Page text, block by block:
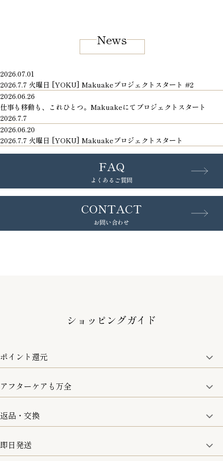
News
2026.07.01
2026.7.7 火曜日 [YOKU] Makuakeプロジェクトスタート #2
2026.06.26
仕事も移動も、これひとつ。Makuakeにてプロジェクトスタート
2026.7.7
2026.06.20
2026.7.7 火曜日 [YOKU] Makuakeプロジェクトスタート
FAQ
よくあるご質問
CONTACT
お問い合わせ
ショッピングガイド
ポイント還元
商品金額の10%をポイント還元いたします。
アフターケアも万全
取り扱い商品はすべて正規品となります。
修理などのご相談に関しましては、責任を持って対応させてい
ただきます。
返品・交換
8日以内なら、返品・交換も可能です。
即日発送